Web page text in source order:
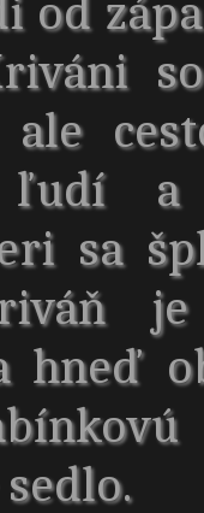
ale
ľudí a
sa
hneď